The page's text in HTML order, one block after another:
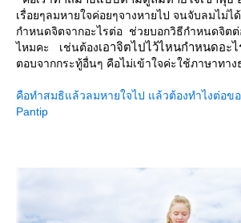
เรื่อยๆลมหายใจค่อยๆจางหายไป จนจับลมไม่
กำหนดจิตจากอะไรต่อ ช่วยบอกวิธีกำหนดจิตต่
ไหมคะ เช่นต้องเอาจิตไปไว้ไหนกำหนดอะไ
ตอบจากกระทู้อื่นๆ คือไม่เข้าใจค่ะใช้ภาษาทาง
คือทำสมธิแล้วลมหายใจไป แล้วต้องทำไงต่อข
Pantip